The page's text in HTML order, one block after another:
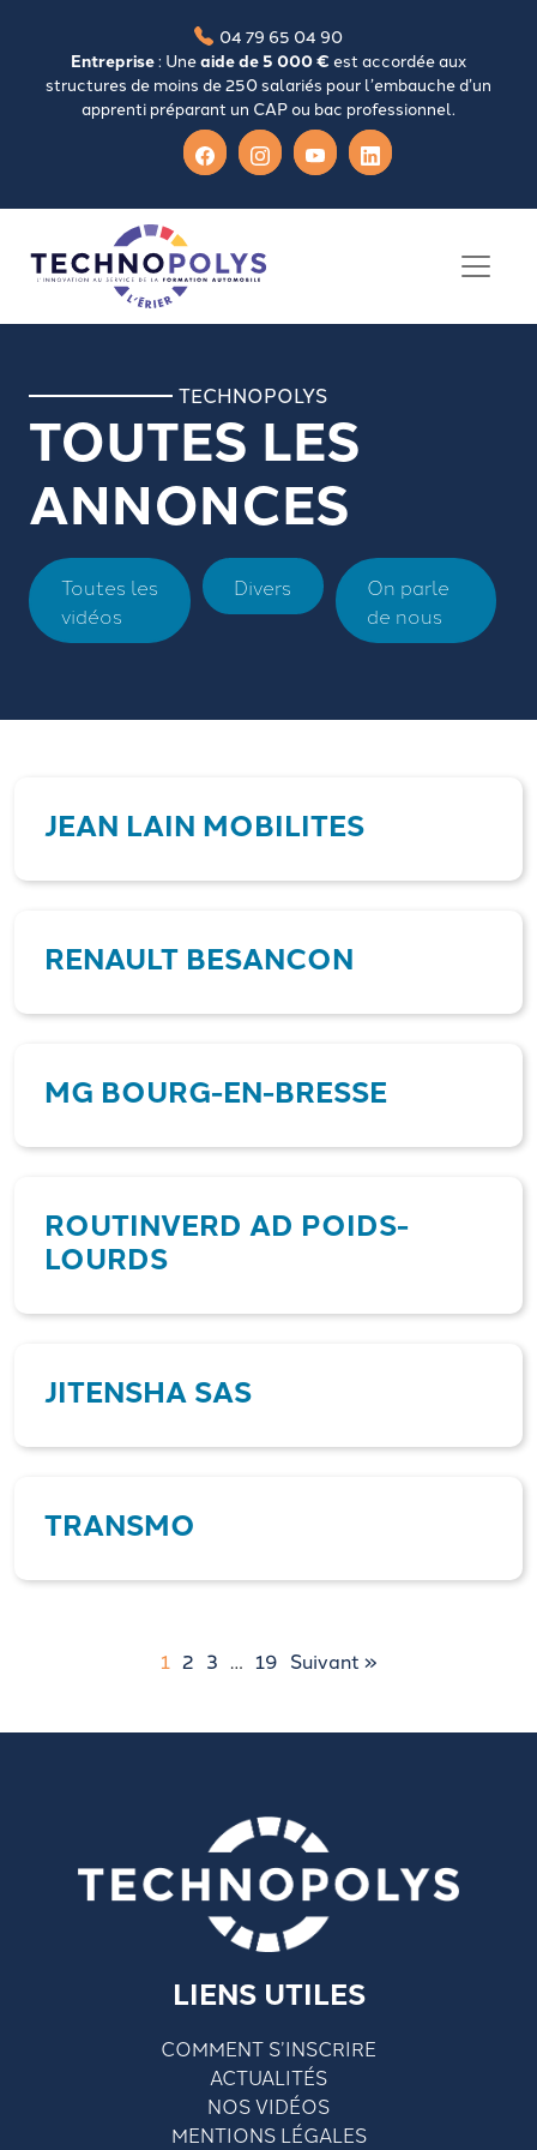
04 79 65 04 90
Entreprise: Uneaide de 5 000 € est accordée aux
structures de moins de 250 salariés pour l’embauche d’un
apprenti préparant un CAP ou bac professionnel.
TECHNOPOLYS
TOUTES LES
ANNONCES
Toutes les
vidéos
Divers
On parle
de nous
JEAN LAIN MOBILITES
RENAULT BESANCON
MG BOURG-EN-BRESSE
ROUTINVERD AD POIDS-
LOURDS
JITENSHA SAS
TRANSMO
1 2 3 … 19 Suivant »
LIENS UTILES
COMMENT S’INSCRIRE
ACTUALITÉS
NOS VIDÉOS
MENTIONS LÉGALES